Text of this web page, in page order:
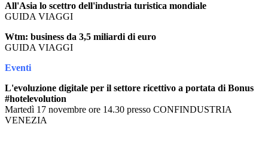
All'Asia lo scettro dell'industria turistica mondiale
GUIDA VIAGGI
Wtm: business da 3,5 miliardi di euro
GUIDA VIAGGI
Eventi
L'evoluzione digitale per il settore ricettivo a portata di Bonus
#hotelevolution
Martedì 17 novembre ore 14.30 presso CONFINDUSTRIA
VENEZIA